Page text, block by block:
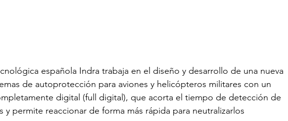
española Indra trabaja en el diseño y desarrollo de una nueva
de autoprotección para aviones y helicópteros militares con un
digital (full digital), que acorta el tiempo de detección de
y permite reaccionar de forma más rápida para neutralizarlos